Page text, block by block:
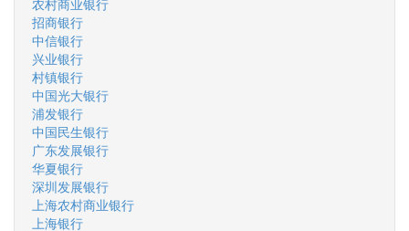
农村商业银行
招商银行
中信银行
兴业银行
村镇银行
中国光大银行
浦发银行
中国民生银行
广东发展银行
华夏银行
深圳发展银行
上海农村商业银行
上海银行